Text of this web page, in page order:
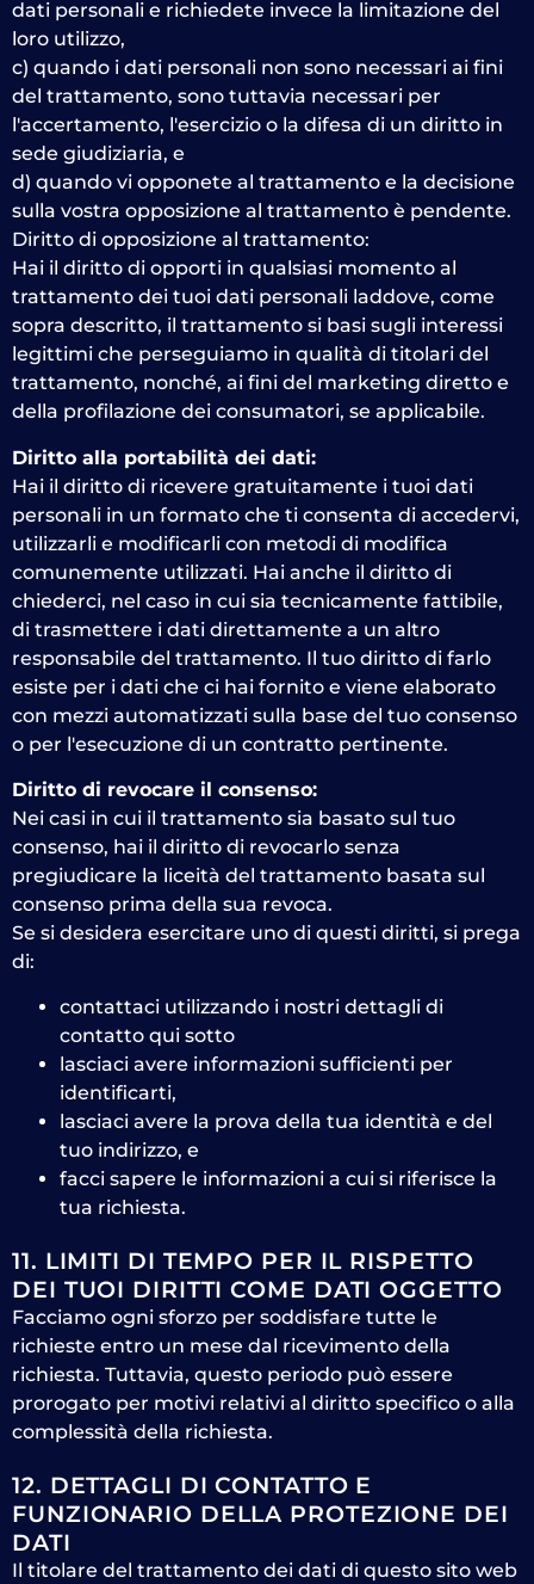
dati personali e richiedete invece la limitazione del
loro utilizzo,
c) quando i dati personali non sono necessari ai fini
del trattamento, sono tuttavia necessari per
l'accertamento, l'esercizio o la difesa di un diritto in
sede giudiziaria, e
d) quando vi opponete al trattamento e la decisione
sulla vostra opposizione al trattamento è pendente.
Diritto di opposizione al trattamento:
Hai il diritto di opporti in qualsiasi momento al
trattamento dei tuoi dati personali laddove, come
sopra descritto, il trattamento si basi sugli interessi
legittimi che perseguiamo in qualità di titolari del
trattamento, nonché, ai fini del marketing diretto e
della profilazione dei consumatori, se applicabile.
Diritto alla portabilità dei dati:
Hai il diritto di ricevere gratuitamente i tuoi dati
personali in un formato che ti consenta di accedervi,
utilizzarli e modificarli con metodi di modifica
comunemente utilizzati. Hai anche il diritto di
chiederci, nel caso in cui sia tecnicamente fattibile,
di trasmettere i dati direttamente a un altro
responsabile del trattamento. Il tuo diritto di farlo
esiste per i dati che ci hai fornito e viene elaborato
con mezzi automatizzati sulla base del tuo consenso
o per l'esecuzione di un contratto pertinente.
Diritto di revocare il consenso:
Nei casi in cui il trattamento sia basato sul tuo
consenso, hai il diritto di revocarlo senza
pregiudicare la liceità del trattamento basata sul
consenso prima della sua revoca.
Se si desidera esercitare uno di questi diritti, si prega
di:
contattaci utilizzando i nostri dettagli di
contatto qui sotto
lasciaci avere informazioni sufficienti per
identificarti,
lasciaci avere la prova della tua identità e del
tuo indirizzo, e
facci sapere le informazioni a cui si riferisce la
tua richiesta.
11. LIMITI DI TEMPO PER IL RISPETTO
DEI TUOI DIRITTI COME DATI OGGETTO
Facciamo ogni sforzo per soddisfare tutte le
richieste entro un mese dal ricevimento della
richiesta. Tuttavia, questo periodo può essere
prorogato per motivi relativi al diritto specifico o alla
complessità della richiesta.
12. DETTAGLI DI CONTATTO E
FUNZIONARIO DELLA PROTEZIONE DEI
DATI
Il titolare del trattamento dei dati di questo sito web